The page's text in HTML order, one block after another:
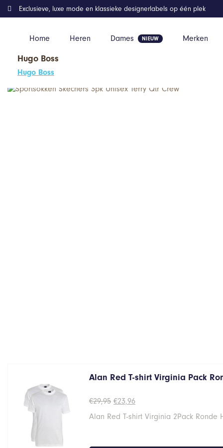
Home Heren Dames Merken
Exclusieve, luxe mode en klassieke designerlabels op één plek
Hugo Boss
Hugo Boss
Home Kleding
Alan Red T-shirt Virginia Pack
€29,95 Oorspronkelijke
was:
€23,96Huidige
is:
Alan Red T-shirt Virginia 2Pack Ronde